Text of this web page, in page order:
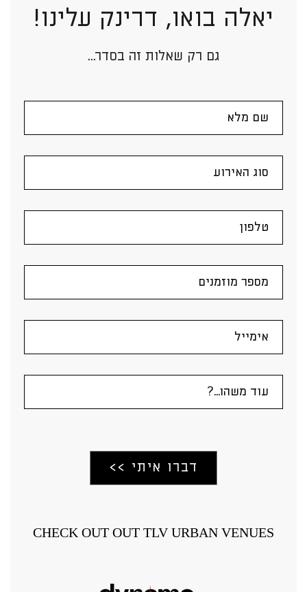
יאלה בואו, דרינק עלינו!
גם רק שאלות זה בסדר...
CHECK OUT OUT TLV URBAN VENUES